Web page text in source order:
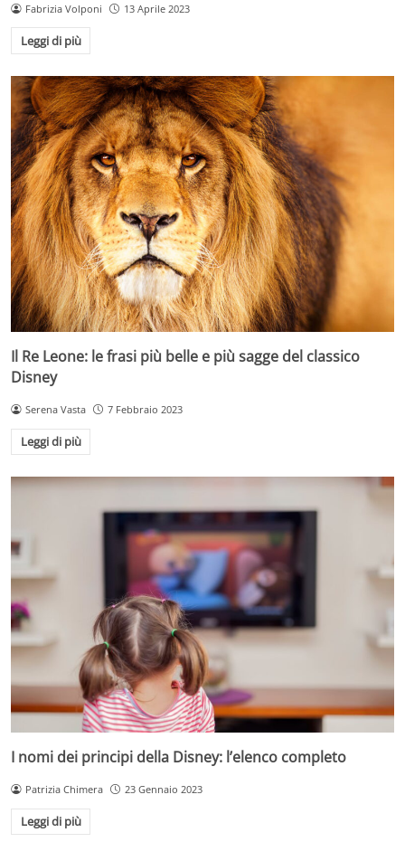
Fabrizia Volponi 13 Aprile 2023
Leggi di più
Il Re Leone: le frasi più belle e più sagge del classico
Disney
Serena Vasta 7 Febbraio 2023
Leggi di più
I nomi dei principi della Disney: l’elenco completo
Patrizia Chimera 23 Gennaio 2023
Leggi di più